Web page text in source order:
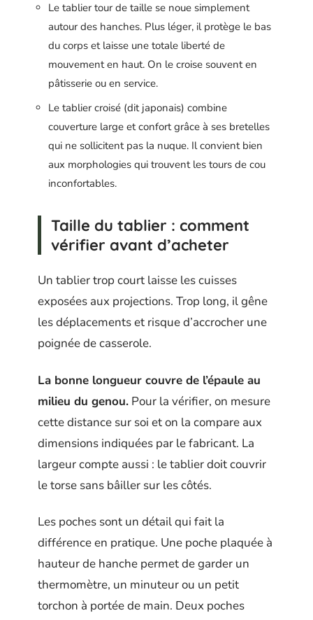
Le tablier tour de taille se noue simplement
autour des hanches. Plus léger, il protège le bas
du corps et laisse une totale liberté de
mouvement en haut. On le croise souvent en
pâtisserie ou en service.
Le tablier croisé (dit japonais) combine
couverture large et confort grâce à ses bretelles
qui ne sollicitent pas la nuque. Il convient bien
aux morphologies qui trouvent les tours de cou
inconfortables.
Taille du tablier : comment
vérifier avant d’acheter
Un tablier trop court laisse les cuisses
exposées aux projections. Trop long, il gêne
les déplacements et risque d’accrocher une
poignée de casserole.
La bonne longueur couvre de l’épaule au
milieu du genou. Pour la vérifier, on mesure
cette distance sur soi et on la compare aux
dimensions indiquées par le fabricant. La
largeur compte aussi : le tablier doit couvrir
le torse sans bâiller sur les côtés.
Les poches sont un détail qui fait la
différence en pratique. Une poche plaquée à
hauteur de hanche permet de garder un
thermomètre, un minuteur ou un petit
torchon à portée de main. Deux poches